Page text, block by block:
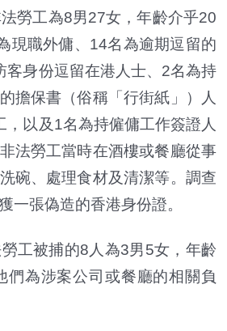
勞工為8男27女，年齡介乎20
現職外傭、14名為逾期逗留的
客身份逗留在港人士、2名為持
擔保書（俗稱「行街紙」）人
，以及1名為持僱傭工作簽證人
法勞工當時在酒樓或餐廳從事
碗、處理食材及清潔等。調查
一張偽造的香港身份證。
工被捕的8人為3男5女，年齡
們為涉案公司或餐廳的相關負